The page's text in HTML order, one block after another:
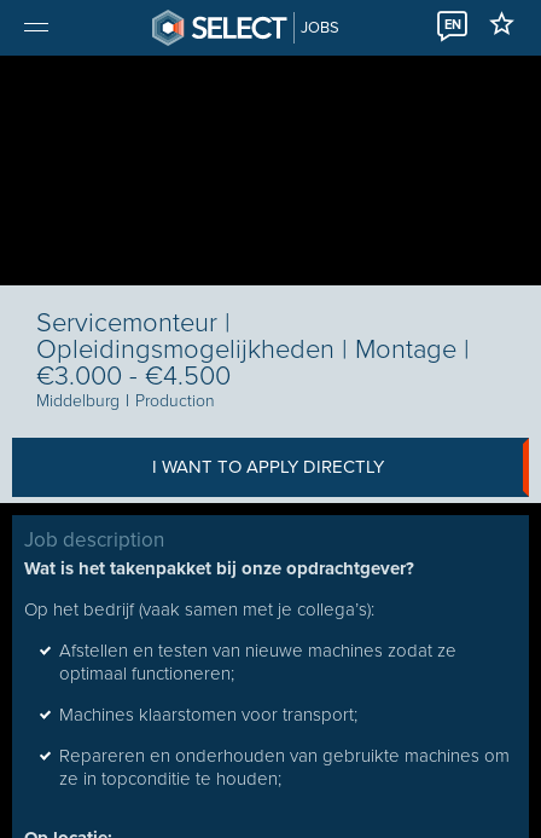
JOBS EN
Servicemonteur |
Opleidingsmogelijkheden | Montage |
€3.000 - €4.500
Middelburg I Production
I WANT TO APPLY DIRECTLY
Job description
Wat is het takenpakket bij onze opdrachtgever?
Op het bedrijf (vaak samen met je collega’s):
Afstellen en testen van nieuwe machines zodat ze
optimaal functioneren;
Machines klaarstomen voor transport;
Repareren en onderhouden van gebruikte machines om
ze in topconditie te houden;